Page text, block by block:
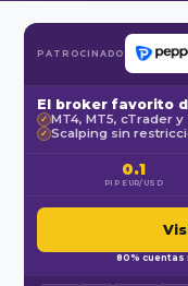
PATROCINADO
El broker favorito
✓ MT4, MT5, cTrader
✓ Scalping sin
0.1
PIP EUR/USD
80% cuentas